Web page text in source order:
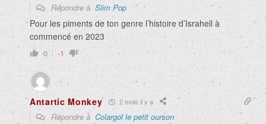
Répondre à Slim Pop
Pour les piments de ton genre l’histoire d’Israhell à
commencé en 2023
0 -1
Antartic Monkey 2 mois il y a
Répondre à Colargol le petit ourson